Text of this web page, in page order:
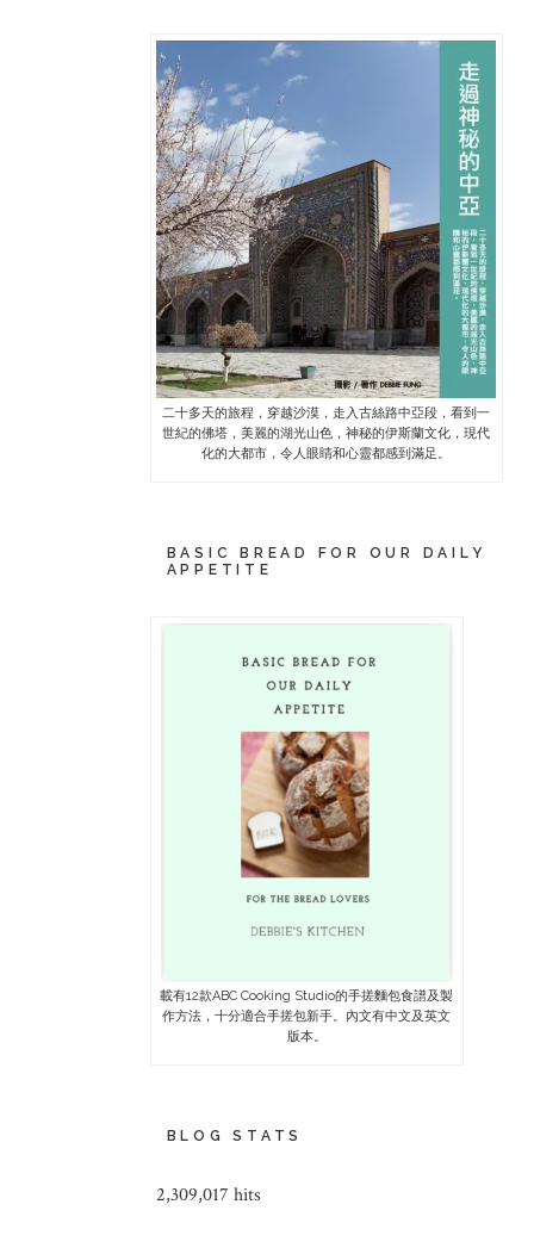
二十多天的旅程，穿越沙漠，走入古絲路中亞段，看到一
世紀的佛塔，美麗的湖光山色，神秘的伊斯蘭文化，現代
化的大都市，令人眼睛和心靈都感到滿足。
BASIC BREAD FOR OUR DAILY
APPETITE
載有12款ABC Cooking Studio的手搓麵包食譜及製
作方法，十分適合手搓包新手。內文有中文及英文
版本。
BLOG STATS
2,309,017 hits